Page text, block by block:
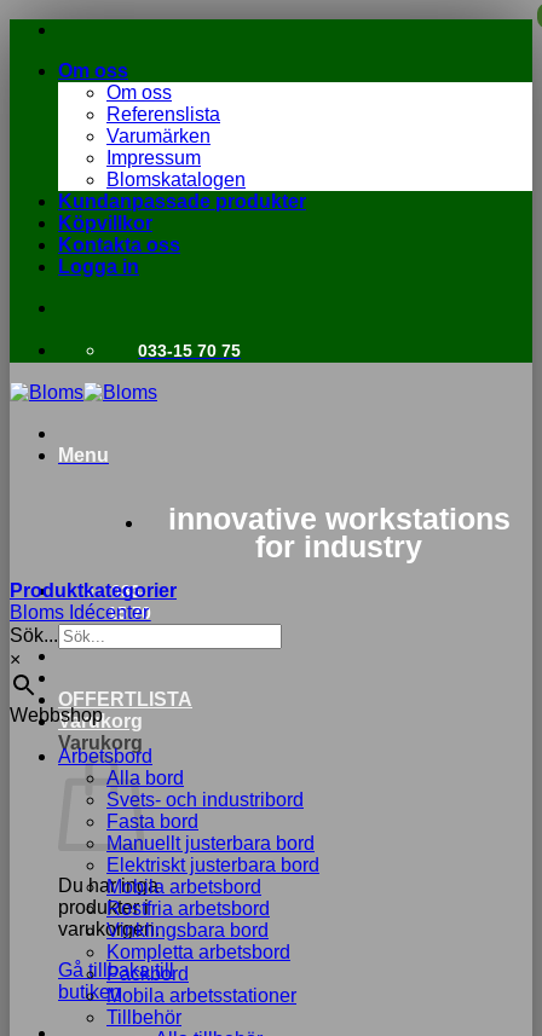
Skip
contentOm oss
Om oss
Referenslista
Varumärken
Impressum
Blomskatalogen
Kundanpassade produkter
Köpvillkor
Kontakta oss
Logga in
033-15 70 75
Menu
innovative workstations
for industry
033-
15 70
OFFERTLISTA
Varukorg
Varukorg
Du har inga
produkter i
varukorgen.
Gå tillbaka till
butiken
Produktkategorier
Bloms Idécenter
Sök...
×
Webbshop
Arbetsbord
Alla bord
Svets- och industribord
Fasta bord
Manuellt justerbara bord
Elektriskt justerbara bord
Mobila arbetsbord
Rostfria arbetsbord
Vinklingsbara bord
Kompletta arbetsbord
Packbord
Mobila arbetsstationer
Tillbehör